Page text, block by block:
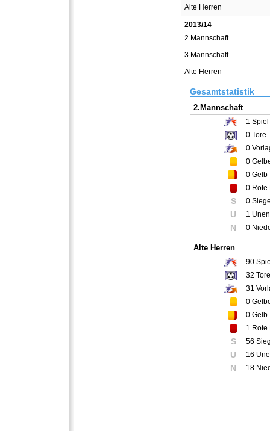
Alte Herren
2013/14
2.Mannschaft
3.Mannschaft
Alte Herren
Gesamtstatistik
2.Mannschaft
1 Spiel
0 Tore
0
0
0
0 Rote
S 0
U 1
N 0
Alte Herren
90
32 Tore
31
0
0
1 Rote
S 56
U 16
N 18